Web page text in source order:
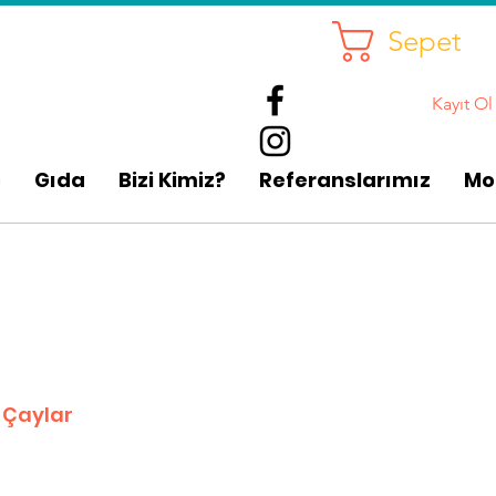
Gıda Bizi Kimiz? Referanslarımız
Sepet
Kayıt Ol